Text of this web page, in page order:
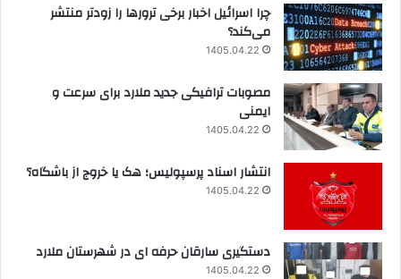
چرا اسرائیل اخبار برخی ترورها را زودتر منتشر
می‌کند؟
1405.04.22
مصوبات ترافیکی جدید ملارد برای سرعت و
ایمنی
1405.04.22
انتشار اسناد پرسپولیس؛ هک یا خروج از باشگاه؟
1405.04.22
دستگیری سارقان حرفه ای در شهرستان ملارد
1405.04.22